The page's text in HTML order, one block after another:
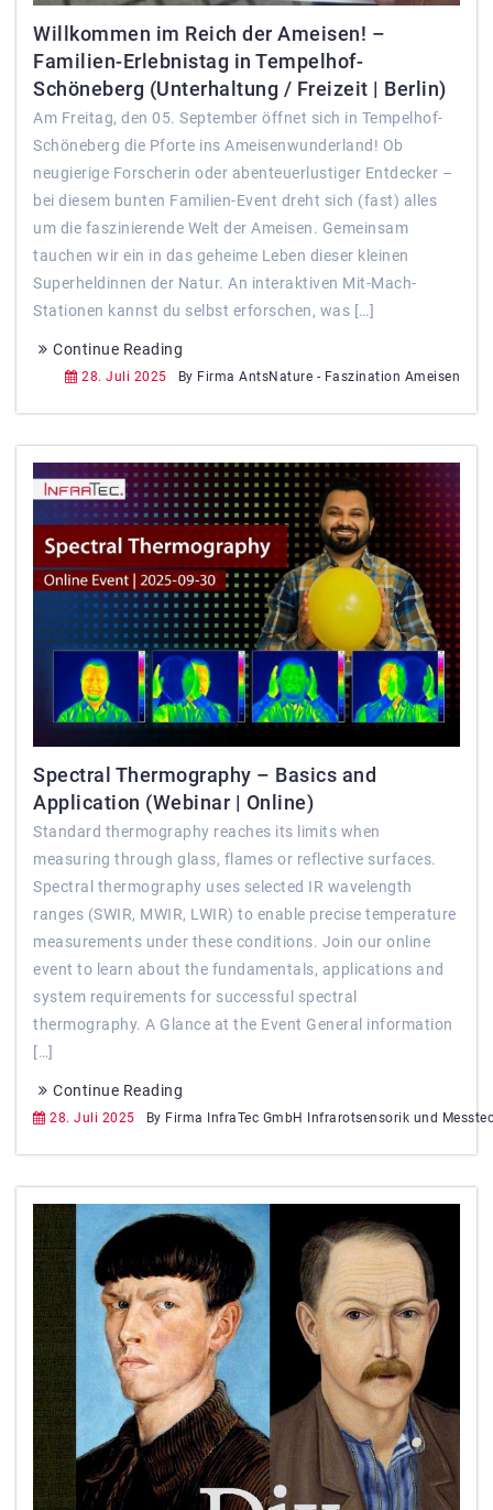
Willkommen im Reich der Ameisen! –
Familien-Erlebnistag in Tempelhof-
Schöneberg (Unterhaltung / Freizeit | Berlin)
Am Freitag, den 05. September öffnet sich in Tempelhof-
Schöneberg die Pforte ins Ameisenwunderland! Ob
neugierige Forscherin oder abenteuerlustiger Entdecker –
bei diesem bunten Familien-Event dreht sich (fast) alles
um die faszinierende Welt der Ameisen. Gemeinsam
tauchen wir ein in das geheime Leben dieser kleinen
Superheldinnen der Natur. An interaktiven Mit-Mach-
Stationen kannst du selbst erforschen, was […]
Continue Reading
28. Juli 2025 By Firma AntsNature - Faszination Ameisen
Spectral Thermography – Basics and
Application (Webinar | Online)
Standard thermography reaches its limits when
measuring through glass, flames or reflective surfaces.
Spectral thermography uses selected IR wavelength
ranges (SWIR, MWIR, LWIR) to enable precise temperature
measurements under these conditions. Join our online
event to learn about the fundamentals, applications and
system requirements for successful spectral
thermography. A Glance at the Event General information
[…]
Continue Reading
28. Juli 2025 By Firma InfraTec GmbH Infrarotsensorik und